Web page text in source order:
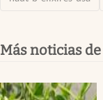
Más noticias de